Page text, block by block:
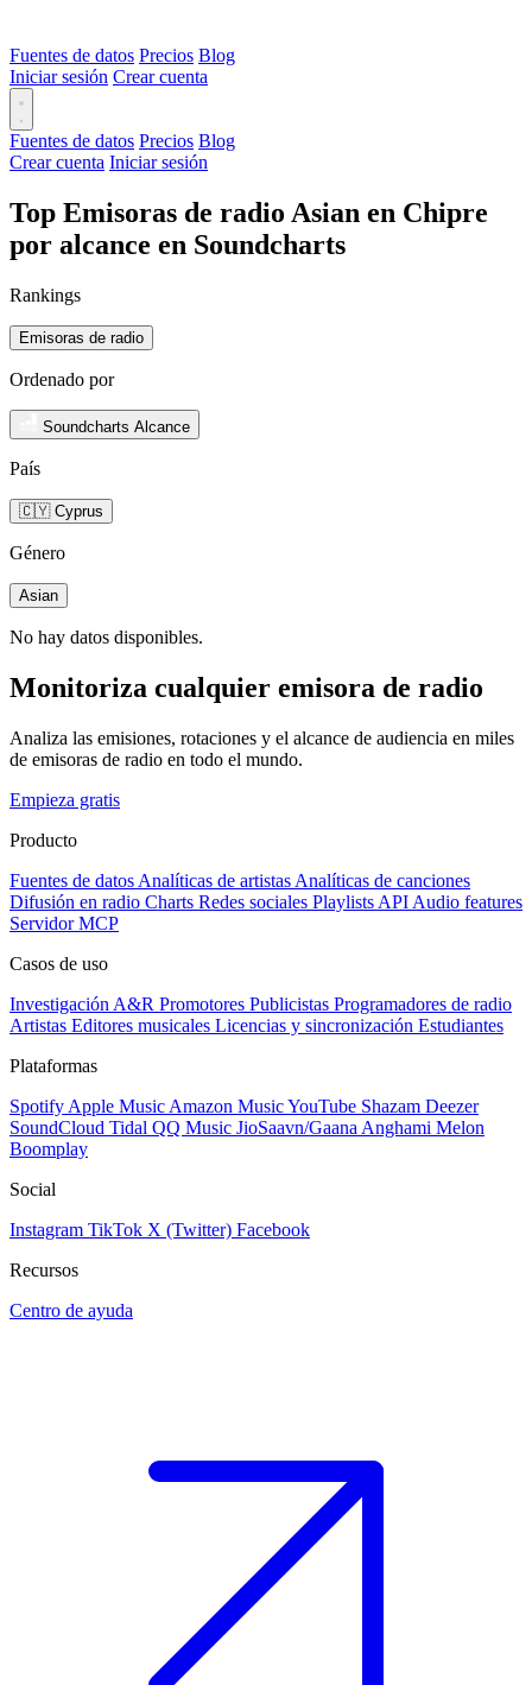
Fuentes de datos Precios Blog
Iniciar sesión Crear cuenta
Fuentes de datos Precios Blog
Crear cuenta Iniciar sesión
Top Emisoras de radio Asian en Chipre
por alcance en Soundcharts
Rankings
Emisoras de radio
Ordenado por
Soundcharts Alcance
País
🇨🇾 Cyprus
Género
Asian
No hay datos disponibles.
Monitoriza cualquier emisora de radio
Analiza las emisiones, rotaciones y el alcance de audiencia en miles
de emisoras de radio en todo el mundo.
Empieza gratis
Producto
Fuentes de datos Analíticas de artistas Analíticas de canciones
Difusión en radio Charts Redes sociales Playlists API Audio features
Servidor MCP
Casos de uso
Investigación A&R Promotores Publicistas Programadores de radio
Artistas Editores musicales Licencias y sincronización Estudiantes
Plataformas
Spotify Apple Music Amazon MusicYouTube Shazam Deezer
SoundCloud Tidal QQ Music JioSaavn/Gaana Anghami Melon
Boomplay
Social
Instagram TikTok X (Twitter) Facebook
Recursos
Centro de ayuda